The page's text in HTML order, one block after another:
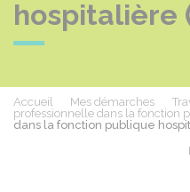
hospitalière
Accueil Mes démarches
professionnelle dans la fonction
dans la fonction publique